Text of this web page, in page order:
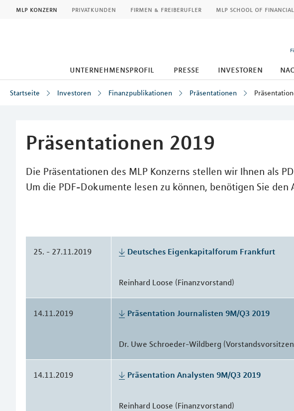
mlp konzern privatkunden firmen & freiberufler mlp school of
unternehmensprofil presse investoren
Startseite Investoren Finanzpublikationen Präsentationen
Präsentationen 2019
Die Präsentationen des MLP Konzerns stellen wir Ihnen als
Um die PDF-Dokumente lesen zu können, benötigen Sie den
25. - 27.11.2019 Deutsches Eigenkapitalforum Frankfurt
Reinhard Loose (Finanzvorstand)
14.11.2019 Präsentation Journalisten 9M/Q3 2019
Dr. Uwe Schroeder-Wildberg
14.11.2019 Präsentation Analysten 9M/Q3 2019
Reinhard Loose (Finanzvorstand)